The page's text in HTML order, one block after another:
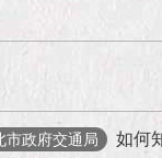
市政府交通局
如何